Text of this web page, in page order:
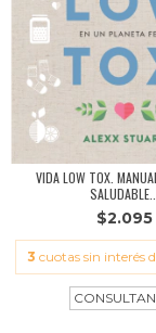
VIDA LOW TOX.
SALUDABLE...
$2.095
3 cuotas sin interés